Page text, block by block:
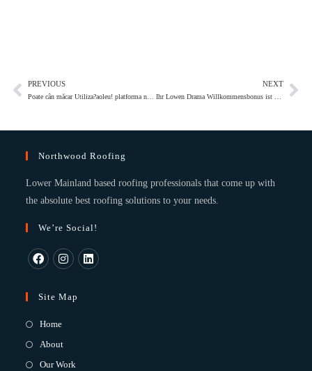
PREVIOUS
Poate cân măcar Utiliza?aoleu! platforma noastra mobila ?i ş curge?au! dacă dânsa
NEXT
Ihr Lowen Drama Willkommensbonus ist und bleibt ihr interessanter Slot Vermittlungsgebuhr, einen du als Neukunde serviceleistungen bekommst
Northwood Roofing
Lower Mainland based roofing professionals that come up with
the absolute best roofing solutions to your needs.
We’re Social!
Site Map
Home
About
Our Work